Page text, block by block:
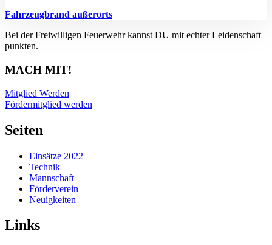
Fahrzeugbrand außerorts
Bei der Freiwilligen Feuerwehr kannst DU mit echter Leidenschaft
punkten.
MACH MIT!
Mitglied Werden
Fördermitglied werden
Seiten
Einsätze 2022
Technik
Mannschaft
Förderverein
Neuigkeiten
Links